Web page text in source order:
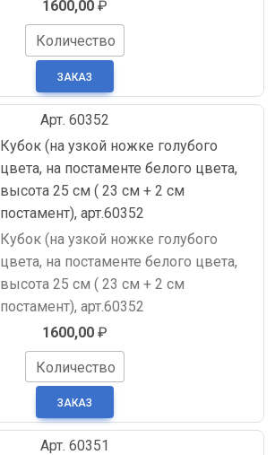
1600,00₽
Количество
Арт. 60352
Кубок (на узкой ножке голубого
цвета, на постаменте белого цвета,
высота 25 см ( 23 см + 2 см
постамент), арт.60352
Кубок (на узкой ножке голубого
цвета, на постаменте белого цвета,
высота 25 см ( 23 см + 2 см
постамент), арт.60352
1600,00₽
Количество
Арт. 60351